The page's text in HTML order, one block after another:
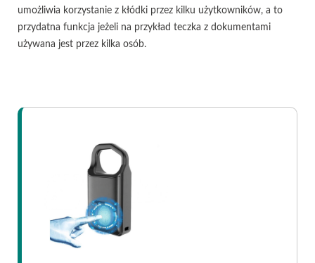
umożliwia korzystanie z kłódki przez kilku użytkowników, a to
przydatna funkcja jeżeli na przykład teczka z dokumentami
używana jest przez kilka osób.